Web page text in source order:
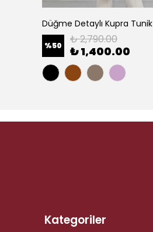
Düğme Detaylı Kupra Tunik
%50 ₺ 2,790.00
₺ 1,400.00
Kategoriler